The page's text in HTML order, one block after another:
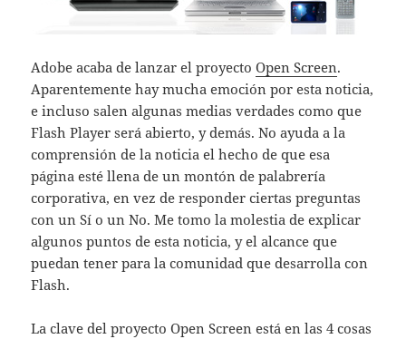
Adobe acaba de lanzar el proyectoOpen Screen.
Aparentemente hay mucha emoción por esta noticia,
e incluso salen algunas medias verdades como que
Flash Player será abierto, y demás. No ayuda a la
comprensión de la noticia el hecho de que esa
página esté llena de un montón de palabrería
corporativa, en vez de responder ciertas preguntas
con un Sí o un No. Me tomo la molestia de explicar
algunos puntos de esta noticia, y el alcance que
puedan tener para la comunidad que desarrolla con
Flash.
La clave del proyecto Open Screen está en las 4 cosas